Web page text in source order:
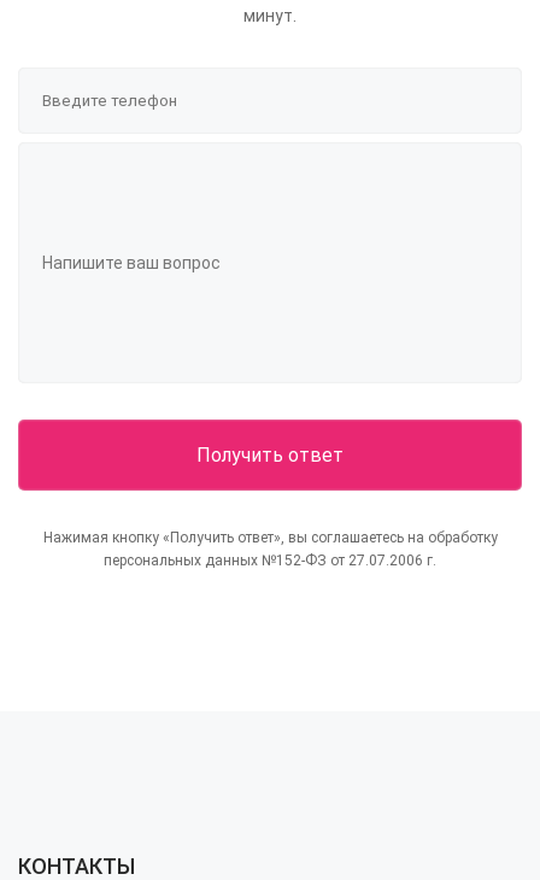
минут.
Нажимая кнопку «Получить ответ», вы соглашаетесь на обработку
персональных данных №152-ФЗ от 27.07.2006 г.
КОНТАКТЫ